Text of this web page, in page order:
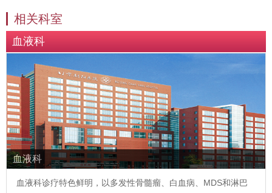
相关科室
血液科
血液科
血液科诊疗特色鲜明，以多发性骨髓瘤、白血病、MDS和淋巴